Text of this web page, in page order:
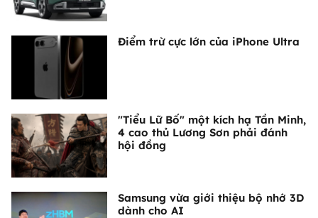
Điểm trừ cực lớn của iPhone Ultra
"Tiểu Lữ Bố" một kích hạ Tần Minh,
4 cao thủ Lương Sơn phải đánh
hội đồng
Samsung vừa giới thiệu bộ nhớ 3D
dành cho AI